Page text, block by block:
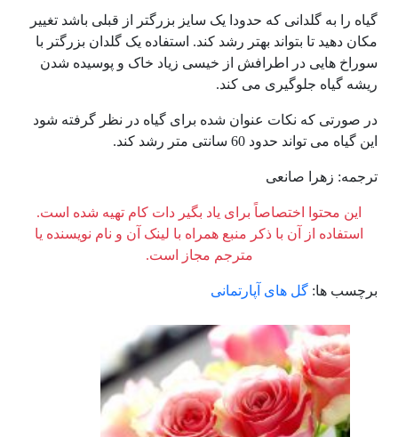
گیاه را به گلدانی که حدودا یک سایز بزرگتر از قبلی باشد تغییر
مکان دهید تا بتواند بهتر رشد کند. استفاده یک گلدان بزرگتر با
سوراخ هایی در اطرافش از خیسی زیاد خاک و پوسیده شدن
ریشه گیاه جلوگیری می کند.
در صورتی که نکات عنوان شده برای گیاه در نظر گرفته شود
این گیاه می تواند حدود 60 سانتی متر رشد کند.
ترجمه: زهرا صانعی
این محتوا اختصاصاً برای یاد بگیر دات کام تهیه شده است.
استفاده از آن با ذکر منبع همراه با لینک آن و نام نویسنده یا
مترجم مجاز است.
برچسب ها: گل های آپارتمانی